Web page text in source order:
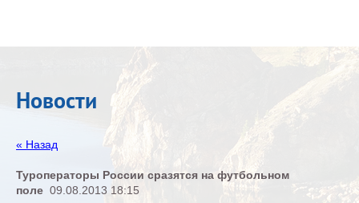
Новости
« Назад
Туроператоры России сразятся на футбольном
поле 09.08.2013 18:15